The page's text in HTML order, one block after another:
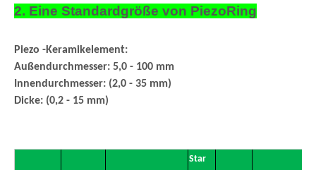
2. Eine Standardgröße von PiezoRing
Piezo -Keramikelement:
Außendurchmesser: 5,0 - 100 mm
Innendurchmesser: (2,0 - 35 mm)
Dicke: (0,2 - 15 mm)
Star